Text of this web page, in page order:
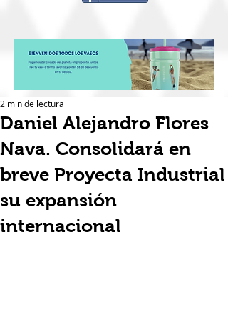
Daniel Alejandro Flores
Nava. Consolidará en
breve Proyecta Industrial
su expansión
internacional
2 min de lectura